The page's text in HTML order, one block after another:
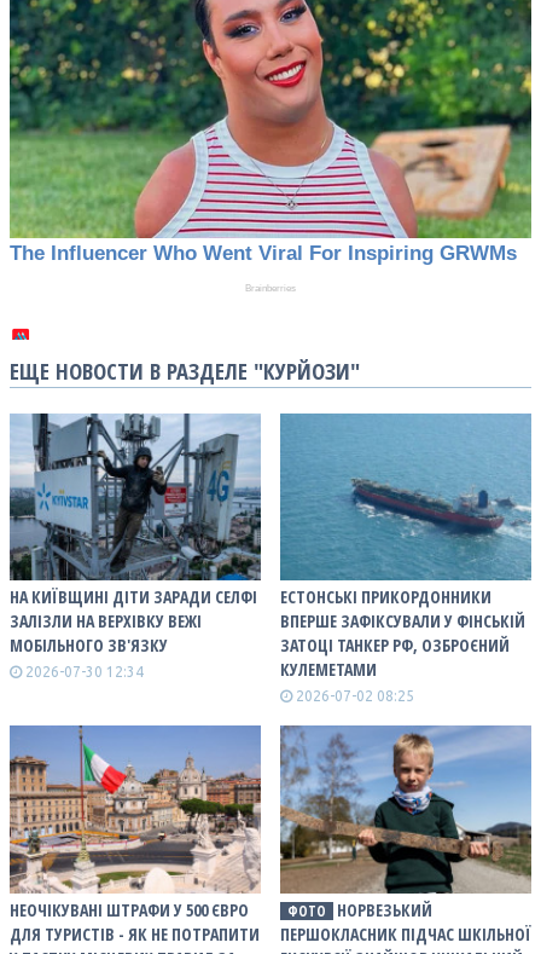
ЕЩЕ НОВОСТИ В РАЗДЕЛЕ "КУРЙОЗИ"
НА КИЇВЩИНІ ДІТИ ЗАРАДИ СЕЛФІ
ЗАЛІЗЛИ НА ВЕРХІВКУ ВЕЖІ
МОБІЛЬНОГО ЗВ'ЯЗКУ
2026-07-30 12:34
ЕСТОНСЬКІ ПРИКОРДОННИКИ
ВПЕРШЕ ЗАФІКСУВАЛИ У ФІНСЬКІЙ
ЗАТОЦІ ТАНКЕР РФ, ОЗБРОЄНИЙ
КУЛЕМЕТАМИ
2026-07-02 08:25
НЕОЧІКУВАНІ ШТРАФИ У 500 ЄВРО
ДЛЯ ТУРИСТІВ - ЯК НЕ ПОТРАПИТИ
ФОТО
НОРВЕЗЬКИЙ
ПЕРШОКЛАСНИК ПІДЧАС ШКІЛЬНОЇ